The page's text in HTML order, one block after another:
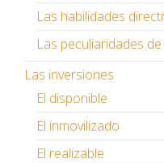
Las habilidades
Las peculiaridades
Las inversiones
El disponible
El inmovilizado
El realizable